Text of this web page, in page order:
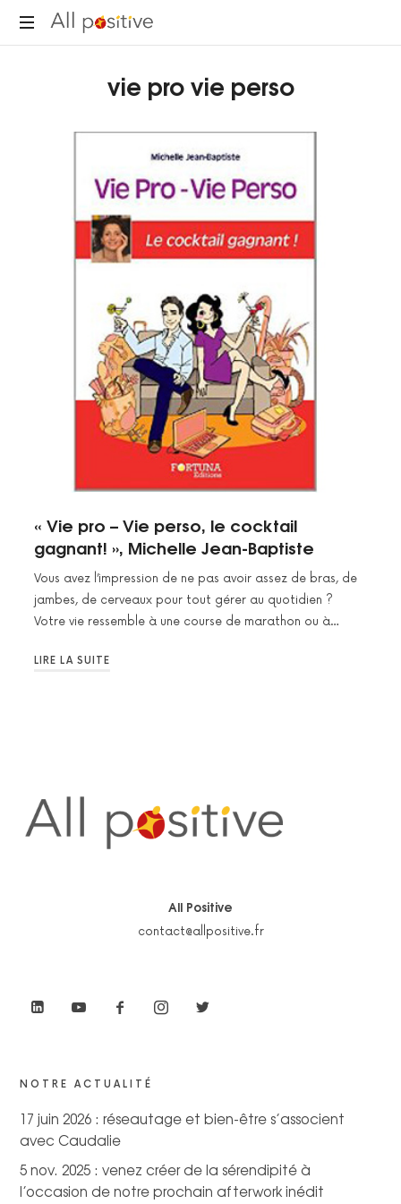
All
vie pro vie perso
« Vie pro – Vie perso, le cocktail
gagnant! », Michelle Jean-Baptiste
Vous avez l’impression de ne pas avoir assez de bras, de
jambes, de cerveaux pour tout gérer au quotidien ?
Votre vie ressemble à une course de marathon ou à…
LIRE LA SUITE
All Positive
contact@allpositive.fr
NOTRE ACTUALITÉ
17 juin 2026 : réseautage et bien-être s’associent
avec Caudalie
5 nov. 2025 : venez créer de la sérendipité à
l’occasion de notre prochain afterwork inédit